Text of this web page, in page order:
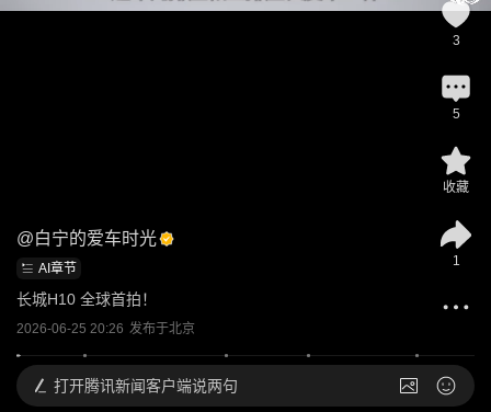
@白宁的爱车时光
AI章节
长城H10 全球首拍！
2026-06-25 20:26 发布于北京
3
5
收藏
1
打开腾讯新闻客户端说两句